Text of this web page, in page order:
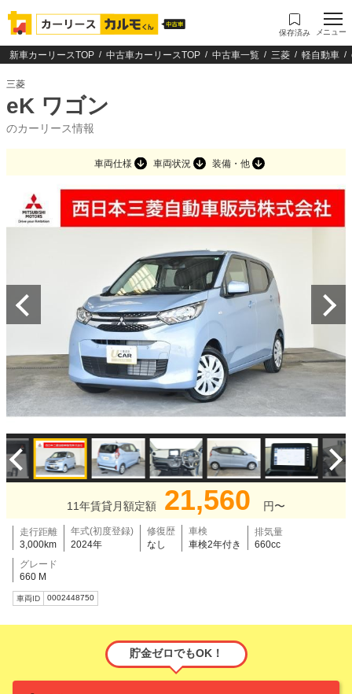
保存済み メニュー
新車カーリースTOP 中古車カーリースTOP 中古車一覧 三菱 軽自動車
三菱
eK ワゴン
のカーリース情報
車両仕様 車両状況 装備・他
11年賃貸月額定額 21,560 円〜
走行距離
3,000km
年式(初度登録)
2024年
修復歴
なし
車検
車検2年付き
排気量
660cc
グレード
660 M
車両ID 0002448750
貯金ゼロでもOK！